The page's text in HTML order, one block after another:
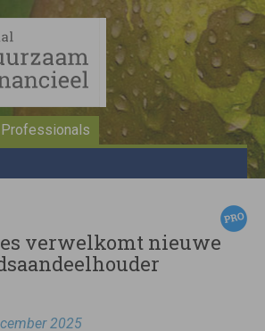
Professionals
verwelkomt nieuwe
2025